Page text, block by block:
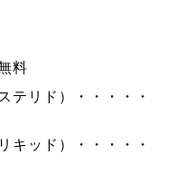
料
テリド）・・・・・
キッド）・・・・・